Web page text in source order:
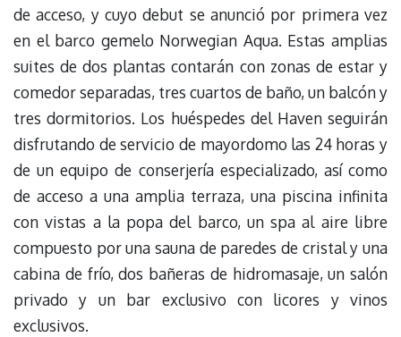
de acceso, y cuyo debut se anunció por primera vez
en el barco gemelo Norwegian Aqua. Estas amplias
suites de dos plantas contarán con zonas de estar y
comedor separadas, tres cuartos de baño, un balcón y
tres dormitorios. Los huéspedes del Haven seguirán
disfrutando de servicio de mayordomo las 24 horas y
de un equipo de conserjería especializado, así como
de acceso a una amplia terraza, una piscina infinita
con vistas a la popa del barco, un spa al aire libre
compuesto por una sauna de paredes de cristal y una
cabina de frío, dos bañeras de hidromasaje, un salón
privado y un bar exclusivo con licores y vinos
exclusivos.